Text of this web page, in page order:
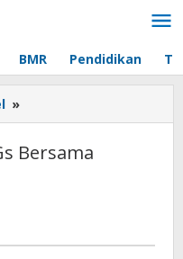
BMR Pendidikan
»
Gelar
SDGs
Bersama